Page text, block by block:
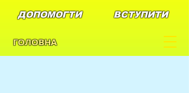
ГОЛОВНА
ДОПОМОГТИ ВСТУПИТИ